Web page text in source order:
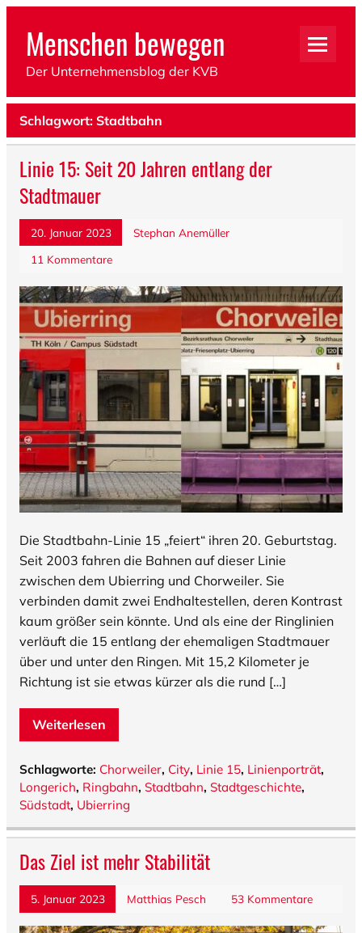
Menschen bewegen
Der Unternehmensblog der KVB
Schlagwort: Stadtbahn
Linie 15: Seit 20 Jahren entlang der
Stadtmauer
20. Januar 2023
Stephan Anemüller
11 Kommentare
Die Stadtbahn-Linie 15 „feiert“ ihren 20. Geburtstag.
Seit 2003 fahren die Bahnen auf dieser Linie
zwischen dem Ubierring und Chorweiler. Sie
verbinden damit zwei Endhaltestellen, deren Kontrast
kaum größer sein könnte. Und als eine der Ringlinien
verläuft die 15 entlang der ehemaligen Stadtmauer
über und unter den Ringen. Mit 15,2 Kilometer je
Richtung ist sie etwas kürzer als die rund […]
Weiterlesen
Schlagworte: Chorweiler, City, Linie 15, Linienporträt,
Longerich, Ringbahn, Stadtbahn, Stadtgeschichte,
Südstadt, Ubierring
Das Ziel ist mehr Stabilität
5. Januar 2023 Matthias Pesch 53 Kommentare